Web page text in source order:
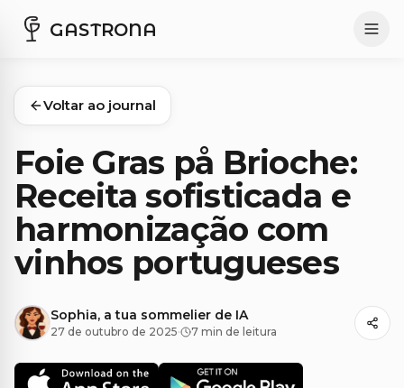
GASTRONA
Voltar ao journal
Foie Gras på Brioche:
Receita sofisticada e
harmonização com
vinhos portugueses
Sophia, a tua sommelier de IA
27 de outubro de 2025· 7 min de leitura